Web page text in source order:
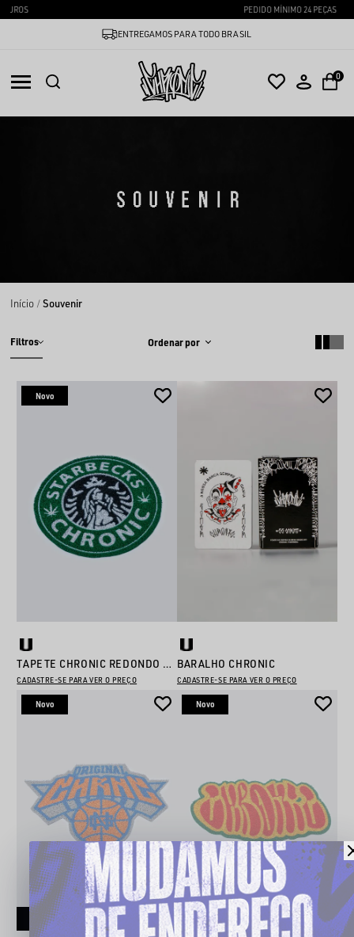
ENTREGAMOS PARA TODO BRASIL
0
Início Souvenir
Filtros Ordenar por
Novo
TAPETE CHRONIC REDONDO 65CM X 65CM
CADASTRE-SE PARA VER O PREÇO
BARALHO CHRONIC
CADASTRE-SE PARA VER O PREÇO
Novo
ESGOTOUAVISE-ME
Novo
ESGOTOU AVISE-ME